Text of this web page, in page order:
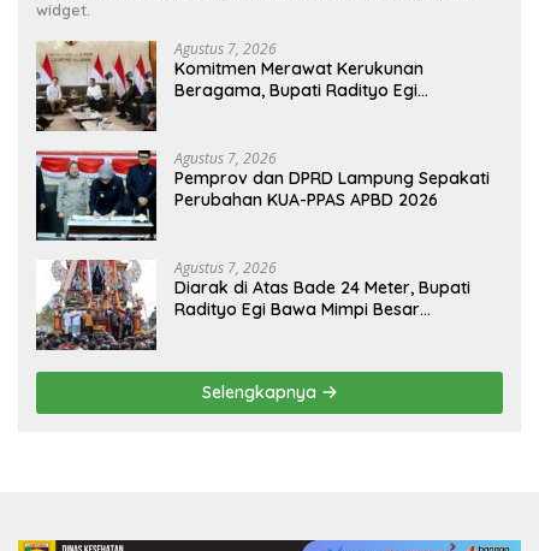
widget.
Agustus 7, 2026
Komitmen Merawat Kerukunan
Beragama, Bupati Radityo Egi
Agustus 7, 2026
Pemprov dan DPRD Lampung Sepakati
Perubahan KUA-PPAS APBD 2026
Agustus 7, 2026
Diarak di Atas Bade 24 Meter, Bupati
Radityo Egi Bawa Mimpi Besar
Selengkapnya